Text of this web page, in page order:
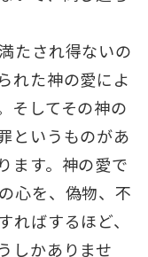
たされ得ないの
れた神の愛によ
そしてその神の
というものがあ
ます。神の愛で
心を、偽物、不
ばするほど、
しかありませ